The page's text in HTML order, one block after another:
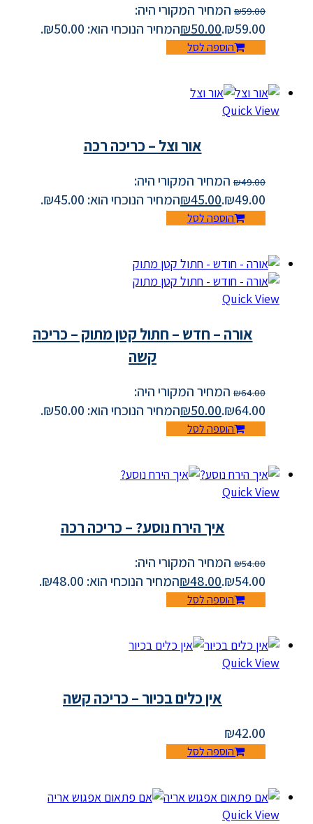
₪59.00
המחיר המקורי היה:
₪59.00.
₪50.00 המחיר הנוכחי הוא: ₪50.00.
הוספה לסל
Quick View
אור וצל – כריכה רכה
₪49.00
המחיר המקורי היה:
₪49.00.
₪45.00 המחיר הנוכחי הוא: ₪45.00.
הוספה לסל
Quick View
אורה – חדש – חתול קטן מתוק – כריכה
קשה
₪64.00
המחיר המקורי היה:
₪64.00.
₪50.00 המחיר הנוכחי הוא: ₪50.00.
הוספה לסל
Quick View
איך הירח נוסע? – כריכה רכה
₪54.00
המחיר המקורי היה:
₪54.00.
₪48.00 המחיר הנוכחי הוא: ₪48.00.
הוספה לסל
Quick View
אין כלים בכיור – כריכה קשה
₪42.00
הוספה לסל
Quick View